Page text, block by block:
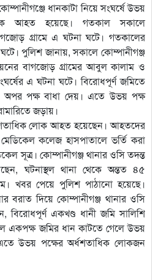
ধানকাটা নিয়ে সংঘর্ষে উভয়
আহত হয়েছে। গতকাল সকালে
গ্রামে এ ঘটনা ঘটে। গতকালের
পুলিশ জানায়, সকালে কোম্পানীগঞ্জ
বাগজোড় গ্রামের আবুল কালাম ও
এ ঘটনা ঘটে। বিরোধপূর্ণ জমিতে
অপর পক্ষ বাধা দেয়। এতে উভয় পক্ষ
জড়ায়।
লোক আহত হয়েছেন। আহতদের
কলেজ হাসপাতালে ভর্তি করা
সূত্র। কোম্পানীগঞ্জ থানার ওসি তদন্ত
ঘটনাস্থল থানা থেকে অন্তত ৪৫
খবর পেয়ে পুলিশ পাঠানো হয়েছে।
বরাত দিয়ে কোম্পানীগঞ্জ থানার ওসি
একখণ্ড ধানী জমি সালিশি
একপক্ষ জমির ধান কাটতে গেলে উভয়
উভয় পক্ষের অর্ধশতাধিক লোকজন